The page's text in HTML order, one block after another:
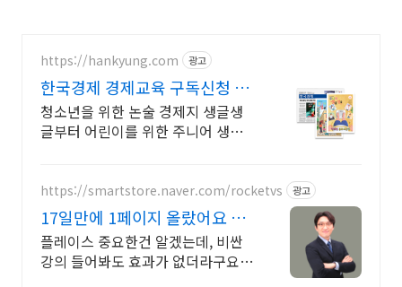
https://hankyung.com 광고
한국경제 경제교육 구독신청 온
가족이 한경독자
청소년을 위한 논술 경제지 생글생
글부터 어린이를 위한 주니어 생글
경제지를 만나보세요.
https://smartstore.naver.com/rocketvs 광고
17일만에 1페이지 올랐어요 3
억 판매 돌파 특가 이벤트
플레이스 중요한건 알겠는데, 비싼
강의 들어봐도 효과가 없더라구요.